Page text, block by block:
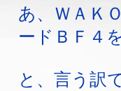
あ、ＷＡＫ
ードＢＦ４
と、言う訳